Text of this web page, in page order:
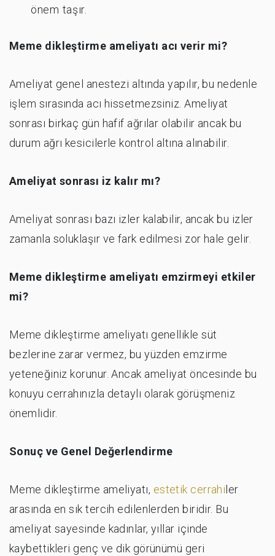
önem taşır.
Meme dikleştirme ameliyatı acı verir mi?
Ameliyat genel anestezi altında yapılır, bu nedenle
işlem sırasında acı hissetmezsiniz. Ameliyat
sonrası birkaç gün hafif ağrılar olabilir ancak bu
durum ağrı kesicilerle kontrol altına alınabilir.
Ameliyat sonrası iz kalır mı?
Ameliyat sonrası bazı izler kalabilir, ancak bu izler
zamanla soluklaşır ve fark edilmesi zor hale gelir.
Meme dikleştirme ameliyatı emzirmeyi etkiler
mi?
Meme dikleştirme ameliyatı genellikle süt
bezlerine zarar vermez, bu yüzden emzirme
yeteneğiniz korunur. Ancak ameliyat öncesinde bu
konuyu cerrahınızla detaylı olarak görüşmeniz
önemlidir.
Sonuç ve Genel Değerlendirme
Meme dikleştirme ameliyatı, estetik cerrahi ler
arasında en sık tercih edilenlerden biridir. Bu
ameliyat sayesinde kadınlar, yıllar içinde
kaybettikleri genç ve dik görünümü geri